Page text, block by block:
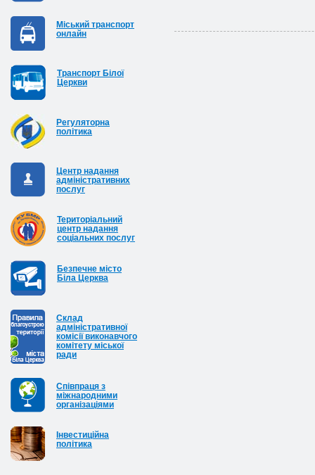
Міський транспорт
онлайн
Транспорт Білої
Церкви
Регуляторна
політика
Центр надання
адміністративних
послуг
Територіальний
центр надання
соціальних послуг
Безпечне місто
Біла Церква
Cклад
адміністративної
комісії виконавчого
комітету міської
ради
Співпраця з
міжнародними
організаціями
Інвестиційна
політика